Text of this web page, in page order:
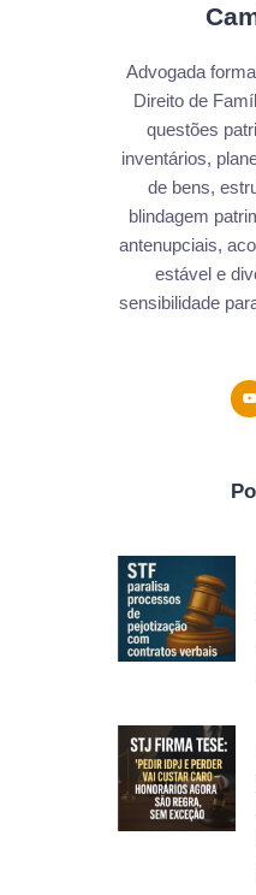
Advogada
Direito de
questões
inventários,
de bens,
blindagem
antenupciais,
estável e
sensibilidade